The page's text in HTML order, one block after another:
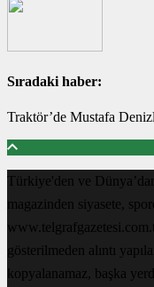
Sıradaki haber:
Traktör’de Mustafa
Türkiye'den ve
magazinden siyasete,
gösterilmeden alıntı
kopyalanamaz, başka